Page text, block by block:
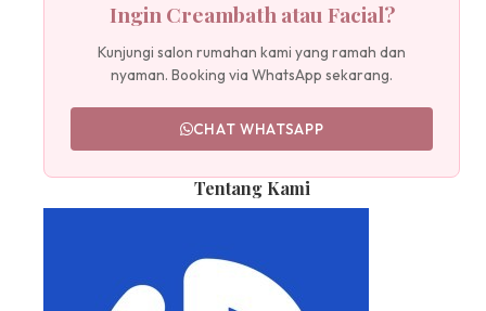
Ingin Creambath atau Facial?
Kunjungi salon rumahan kami yang ramah dan
nyaman. Booking via WhatsApp sekarang.
CHAT WHATSAPP
Tentang Kami